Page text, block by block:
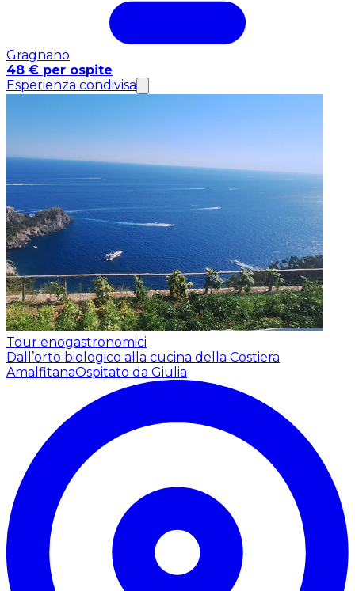
Gragnano
48 € per ospite
Esperienza condivisa
Tour enogastronomici
Dall’orto biologico alla cucina della Costiera
AmalfitanaOspitato da Giulia